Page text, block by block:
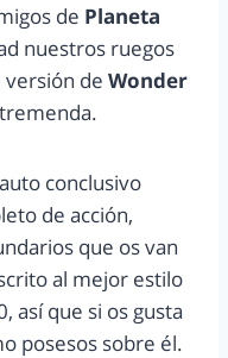
de Planeta
nuestros ruegos
versión de Wonder
conclusivo
de acción,
que os van
al mejor estilo
así que si os gusta
posesos sobre él.